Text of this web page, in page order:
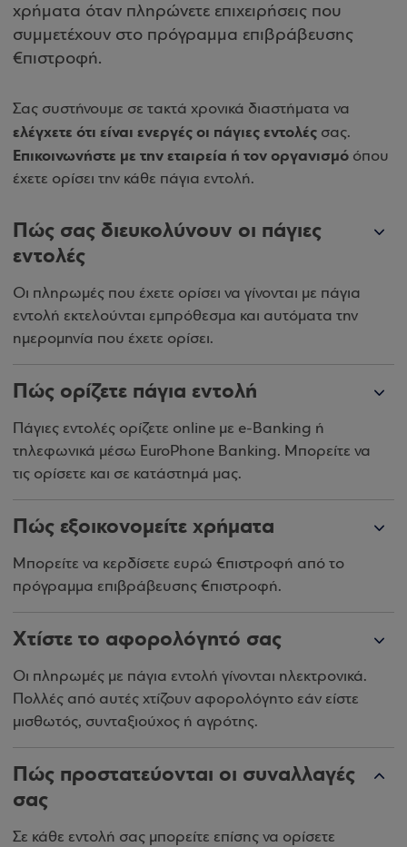
χρήματα όταν πληρώνετε επιχειρήσεις που
συμμετέχουν στο πρόγραμμα επιβράβευσης
€πιστροφή.
Σας συστήνουμε σε τακτά χρονικά διαστήματα να
ελέγχετε ότι είναι ενεργές οι πάγιες εντολές σας.
Επικοινωνήστε με την εταιρεία ή τον οργανισμό όπου
έχετε ορίσει την κάθε πάγια εντολή.
Πώς σας διευκολύνουν οι πάγιες
εντολές
Οι πληρωμές που έχετε ορίσει να γίνονται με πάγια
εντολή εκτελούνται εμπρόθεσμα και αυτόματα την
ημερομηνία που έχετε ορίσει.
Πώς ορίζετε πάγια εντολή
Πάγιες εντολές ορίζετε online με e-Banking ή
τηλεφωνικά μέσω EuroPhone Banking. Μπορείτε να
τις ορίσετε και σε κατάστημά μας.
Πώς εξοικονομείτε χρήματα
Μπορείτε να κερδίσετε ευρώ €πιστροφή από το
πρόγραμμα επιβράβευσης €πιστροφή.
Χτίστε το αφορολόγητό σας
Οι πληρωμές με πάγια εντολή γίνονται ηλεκτρονικά.
Πολλές από αυτές χτίζουν αφορολόγητο εάν είστε
μισθωτός, συνταξιούχος ή αγρότης.
Πώς προστατεύονται οι συναλλαγές
σας
Σε κάθε εντολή σας μπορείτε επίσης να ορίσετε